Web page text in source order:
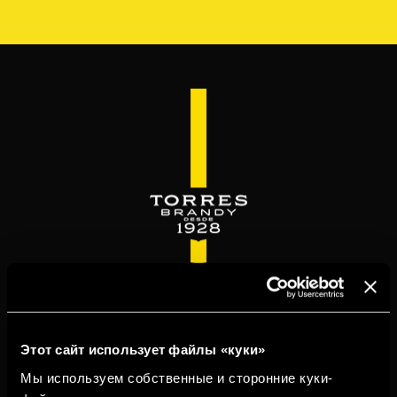
Этот сайт использует файлы «куки»
Мы используем собственные и сторонние куки-
WELCOME TO
TORRESBRANDY.COM